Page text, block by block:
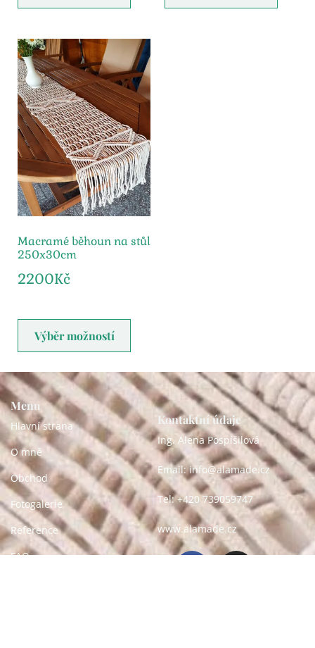
Macramé běhoun na stůl
250x30cm
2200Kč
Výběr možností
Menu
Hlavní strana
O mně
Obchod
Fotogalerie
Reference
FAQ
Kontaktní údaje
Ing. Alena Pospíšilová
Email: info@alamade.cz
Tel: +420 739059747
www.alamade.cz